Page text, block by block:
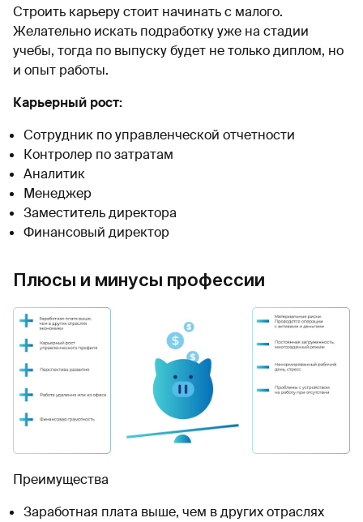
Строить карьеру стоит начинать с малого.
Желательно искать подработку уже на стадии
учебы, тогда по выпуску будет не только диплом, но
и опыт работы.
Карьерный рост:
Сотрудник по управленческой отчетности
Контролер по затратам
Аналитик
Менеджер
Заместитель директора
Финансовый директор
Плюсы и минусы профессии
Преимущества
Заработная плата выше, чем в других отраслях